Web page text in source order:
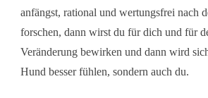
anfängst, rational und wertungsfrei nach
forschen, dann wirst du für dich und für
Veränderung bewirken und dann wird
Hund besser fühlen, sondern auch du.